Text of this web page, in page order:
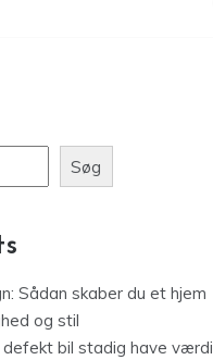
Søg
Sådan skaber du et hjem
og stil
defekt bil stadig have værdi